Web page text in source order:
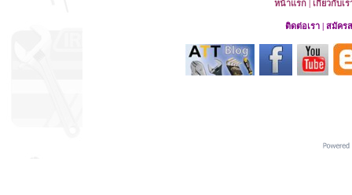
หน้าแรก | เกี่ยวกับเร
ติดต่อเรา | สมัคร